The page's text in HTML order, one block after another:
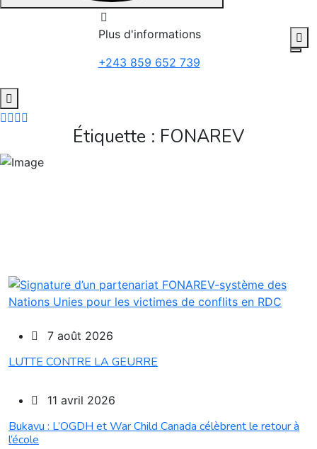
Plus d'informations
+243 859 652 739
Étiquette : FONAREV
7 août 2026
LUTTE CONTRE LA GEURRE
11 avril 2026
Bukavu : L’OGDH et War Child Canada célèbrent le retour à
l’école